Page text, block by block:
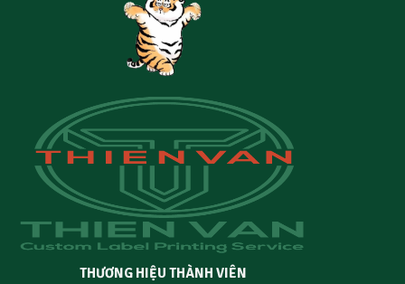
THƯƠNG HIỆU THÀNH VIÊN